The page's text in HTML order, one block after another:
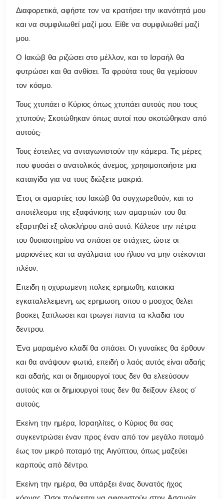
Διαφορετικά, αφήστε τον να κρατήσει την ικανότητά μου
και να συμφιλιωθεί μαζί μου. Είθε να συμφιλιωθεί μαζί
μου.
Ο Ιακώβ θα ριζώσει στο μέλλον, και το Ισραήλ θα
φυτρώσει και θα ανθίσει. Τα φρούτα τους θα γεμίσουν
τον κόσμο.
Τους χτυπάει ο Κύριος όπως χτυπάει αυτούς που τους
χτυπούν; Σκοτώθηκαν όπως αυτοί που σκοτώθηκαν από
αυτούς;
Τους έστειλες να ανταγωνιστούν την κάμερα. Τις μέρες
που φυσάει ο ανατολικός άνεμος, χρησιμοποιήστε μια
καταιγίδα για να τους διώξετε μακριά.
Έτσι, οι αμαρτίες του Ιακώβ θα συγχωρεθούν, και το
αποτέλεσμα της εξαφάνισης των αμαρτιών του θα
εξαρτηθεί εξ ολοκλήρου από αυτό. Κάλεσε την πέτρα
του θυσιαστηρίου να σπάσει σε στάχτες, ώστε οι
μαριονέτες και τα αγάλματα του ήλιου να μην στέκονται
πλέον.
Επειδη η οχυρωμενη πολεις ερημωθη, κατοικια
εγκαταλελειμενη, ως ερημωση, οπου ο μοσχος θελει
βοσκει, ξαπλωσει και τρωγει παντα τα κλαδια του
δεντρου.
Ένα μαραμένο κλαδί θα σπάσει. Οι γυναίκες θα έρθουν
και θα ανάψουν φωτιά, επειδή ο λαός αυτός είναι αδαής
και αδαής, και οι δημιουργοί τους δεν θα ελεεύσουν
αυτούς και οι δημιουργοί τους δεν θα δείξουν έλεος σ’
αυτούς.
Εκείνη την ημέρα, Ισραηλίτες, ο Κύριος θα σας
συγκεντρώσει έναν προς έναν από τον μεγάλο ποταμό
έως τον μικρό ποταμό της Αιγύπτου, όπως μαζεύει
καρπούς από δέντρο.
Εκείνη την ημέρα, θα υπάρξει ένας δυνατός ήχος